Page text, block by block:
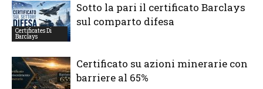
Certificates Di
Barclays
Sotto la pari il certificato Barclays
sul comparto difesa
Certificato su azioni minerarie con
barriere al 65%